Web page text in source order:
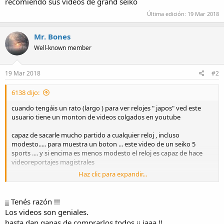
Última edición: 19 Mar 2018
Mr. Bones
Well-known member
19 Mar 2018 #2
6138 dijo:
cuando tengáis un rato (largo ) para ver relojes " japos" ved este
usuario tiene un monton de videos colgados en youtube
capaz de sacarle mucho partido a cualquier reloj , incluso
modesto..... para muestra un boton ... este video de un seiko 5
sports .... y si encima es menos modesto el reloj es capaz de hace
videoreportajes magistrales
Haz clic para expandir...
¡¡ Tenés razón !!!
Los videos son geniales.